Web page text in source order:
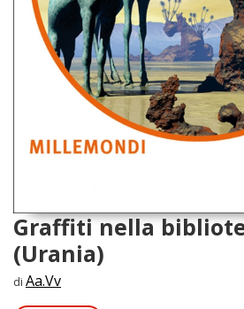
Graffiti nella
(Urania)
di Aa.Vv